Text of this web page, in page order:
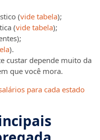
(vide tabela);
(vide tabela);
).
custar depende muito da
que você mora.
para cada estado